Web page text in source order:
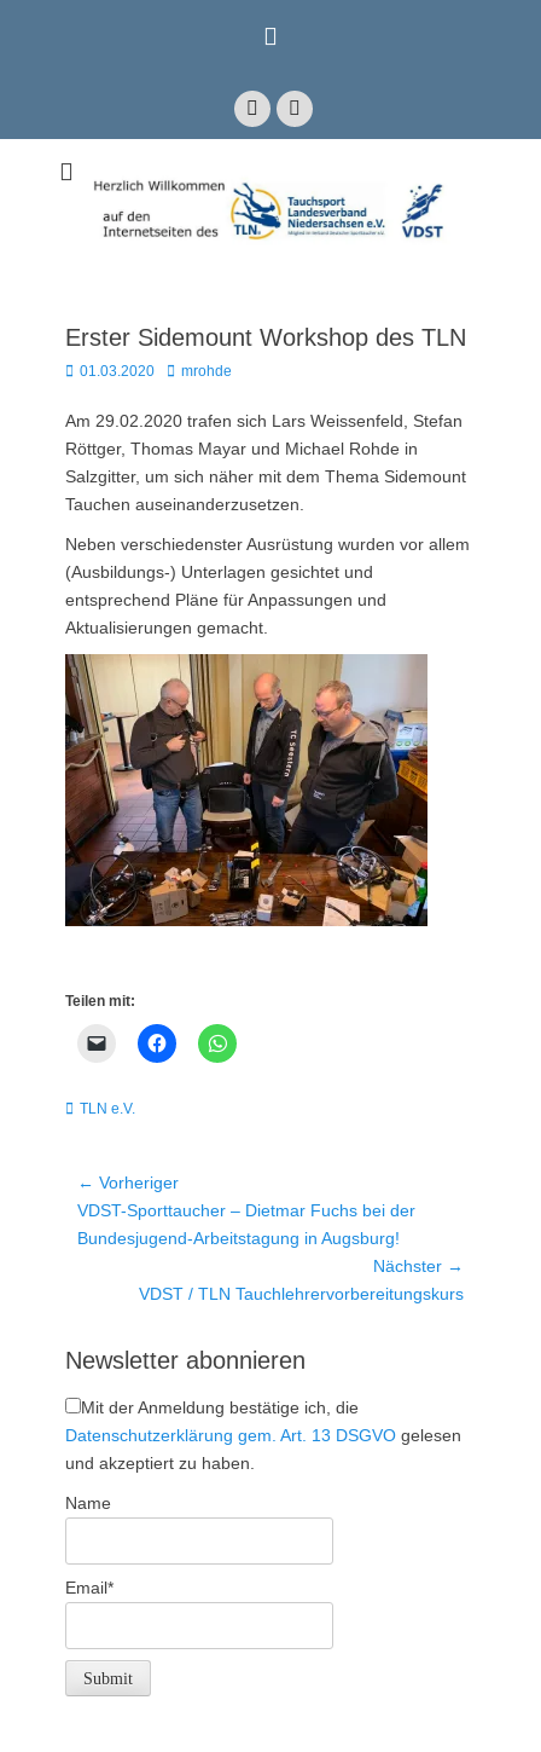
FacebookE-
Mail
Tauchsport
Landesverband
Erster Sidemount Workshop des TLN
Posted
01.03.2020 Autor
mrohde
Am 29.02.2020 trafen sich Lars Weissenfeld, Stefan
Röttger, Thomas Mayar und Michael Rohde in
Salzgitter, um sich näher mit dem Thema Sidemount
Tauchen auseinanderzusetzen.
Neben verschiedenster Ausrüstung wurden vor allem
(Ausbildungs-) Unterlagen gesichtet und
entsprechend Pläne für Anpassungen und
Aktualisierungen gemacht.
Teilen mit:
Kategorien
TLN e.V.
Beitragsnavigation
← Vorheriger
Vorheriger
Beitrag:
VDST-Sporttaucher – Dietmar Fuchs bei der
Bundesjugend-Arbeitstagung in Augsburg!
Nächster →
NächsterVDST / TLN Tauchlehrervorbereitungskurs
Newsletter abonnieren
Mit der Anmeldung bestätige ich, die
Datenschutzerklärung gem. Art. 13 DSGVO gelesen
und akzeptiert zu haben.
Name
Email*